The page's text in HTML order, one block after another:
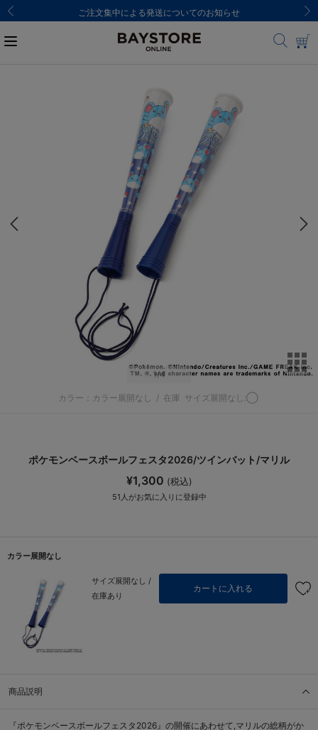
ご注文集中による発送についてのお知らせ
1/4
カラー：カラー展開なし / 在庫 サイズ展開なし:◯
ポケモンベースボールフェスタ2026/ツインバット/マリル
¥1,300 (税込)
51 人がお気に入りに登録中
カラー展開なし
サイズ展開なし /
在庫あり
カートに入れる
商品説明
『ポケモンベースボールフェスタ2026』の開催にあわせて,マリルの総柄がか